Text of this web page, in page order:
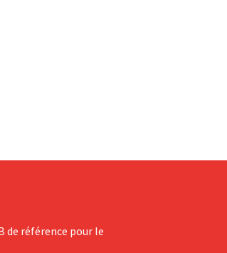
de référence pour le